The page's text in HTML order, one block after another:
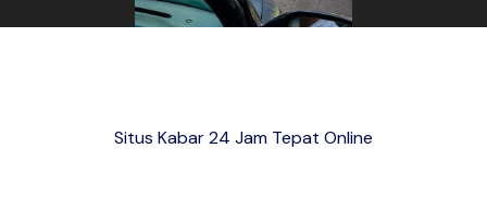
Situs Kabar 24 Jam Tepat Online